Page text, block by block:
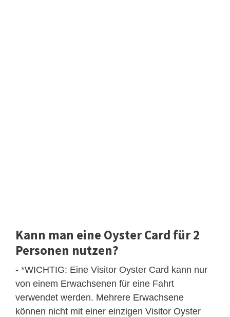
Kann man eine Oyster Card für 2
Personen nutzen?
- *WICHTIG: Eine Visitor Oyster Card kann nur
von einem Erwachsenen für eine Fahrt
verwendet werden. Mehrere Erwachsene
können nicht mit einer einzigen Visitor Oyster